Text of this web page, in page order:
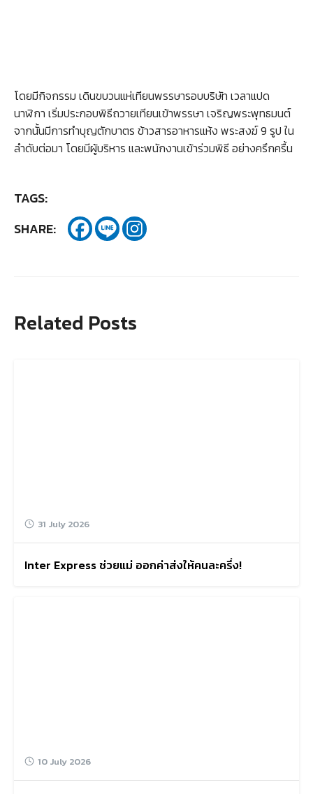
โดยมีกิจกรรม เดินขบวนแห่เทียนพรรษารอบบริษัท เวลาแปด
นาฬิกา เริ่มประกอบพิธีถวายเทียนเข้าพรรษา เจริญพระพุทธมนต์
จากนั้นมีการทำบุญตักบาตร ข้าวสารอาหารแห้ง พระสงฆ์ 9 รูป ใน
ลำดับต่อมา โดยมีผู้บริหาร และพนักงานเข้าร่วมพิธี อย่างครึกครื้น
TAGS:
SHARE:
Related Posts
31 July 2026
Inter Express ช่วยแม่ ออกค่าส่งให้คนละครึ่ง!
10 July 2026